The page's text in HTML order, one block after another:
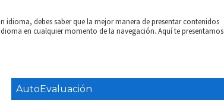
idioma, debes saber que la mejor manera de presentar contenidos
en cualquier momento de la navegación. Aquí te presentamos
AutoEvaluación